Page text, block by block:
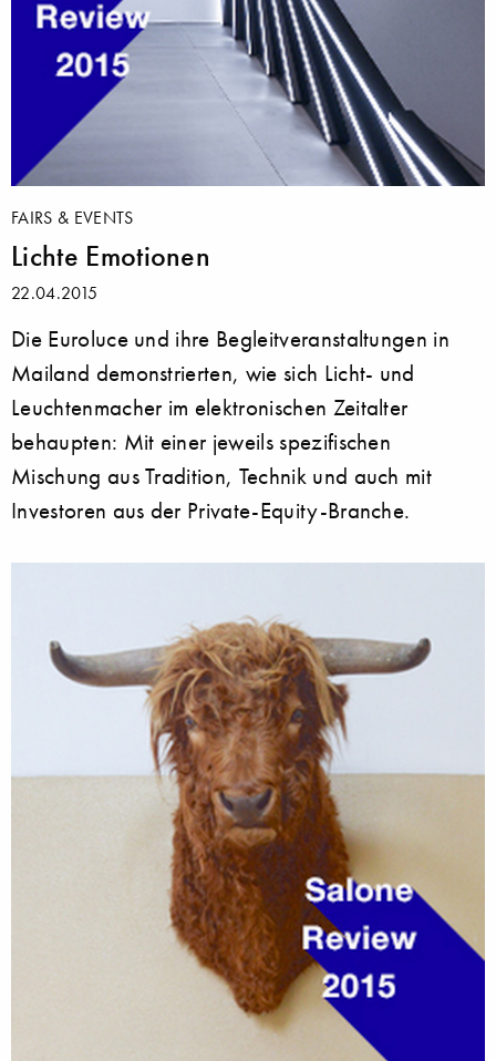
FAIRS & EVENTS
Lichte Emotionen
22.04.2015
Die Euroluce und ihre Begleitveranstaltungen in
Mailand demonstrierten, wie sich Licht- und
Leuchtenmacher im elektronischen Zeitalter
behaupten: Mit einer jeweils spezifischen
Mischung aus Tradition, Technik und auch mit
Investoren aus der Private-Equity-Branche.